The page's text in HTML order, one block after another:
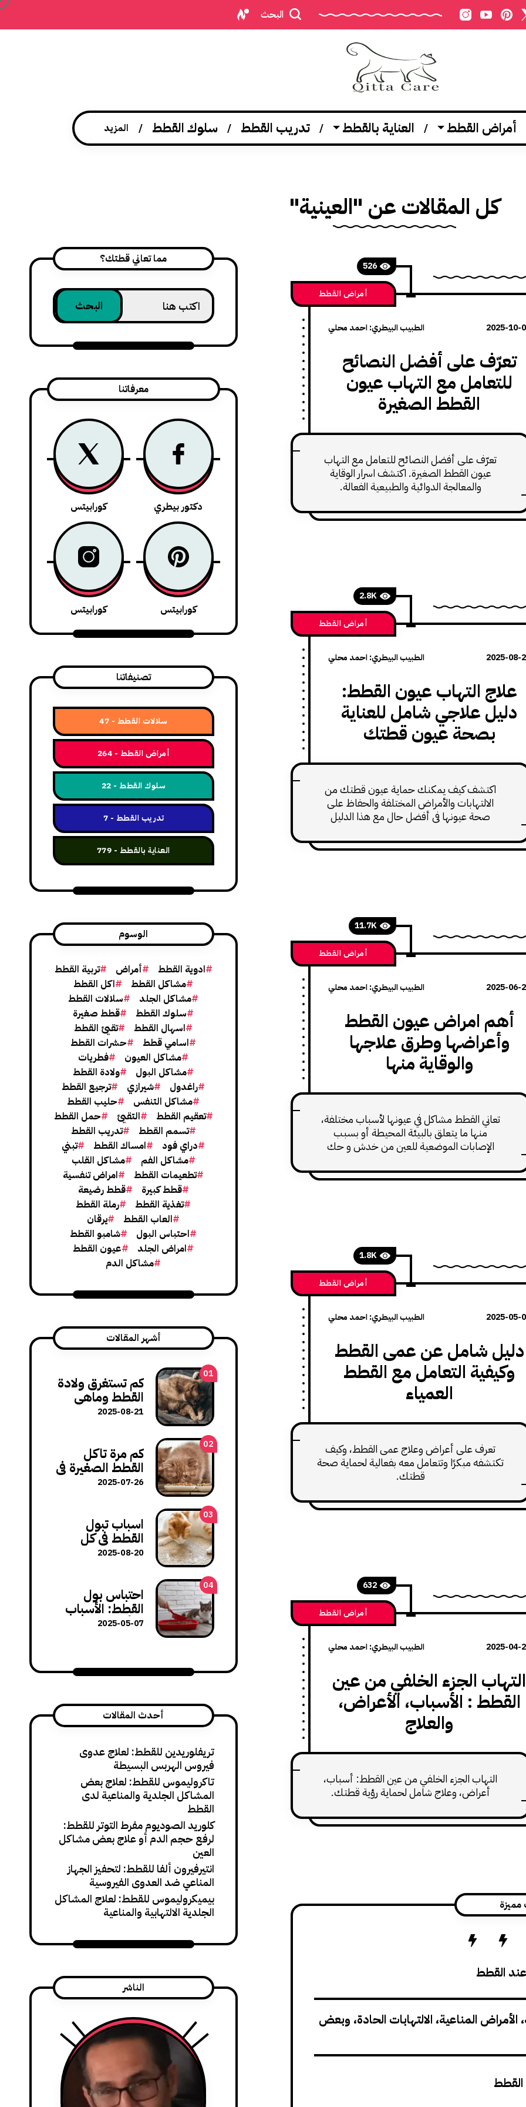
البحث
أمراض القطط العناية بالقطط تدريب القطط سلوك القطط المزيد
كل المقالات عن "العينية"
526
أمراض القطط
2025-10- الطبيب البيطري: احمد محلي
تعرّف على أفضل النصائح
للتعامل مع التهاب عيون
القطط الصغيرة
تعرّف على أفضل النصائح للتعامل مع التهاب
عيون القطط الصغيرة. اكتشف اسرار الوقاية
والمعالجة الدوائية والطبيعية الفعالة.
2.8K
أمراض القطط
2025-08- الطبيب البيطري: احمد محلي
علاج التهاب عيون القطط:
دليل علاجي شامل للعناية
بصحة عيون قطتك
اكتشف كيف يمكنك حماية عيون قطتك من
الالتهابات والأمراض المختلفة والحفاظ على
صحة عيونها في أفضل حال مع هذا الدليل
11.7K
أمراض القطط
2025-06- الطبيب البيطري: احمد محلي
أهم امراض عيون القطط
وأعراضها وطرق علاجها
والوقاية منها
تعاني القطط مشاكل في عيونها لأسباب مختلفة،
منها ما يتعلق بالبيئة المحيطة أو بسبب
الإصابات الموضعية للعين من خدش و حك
1.8K
أمراض القطط
2025-05- الطبيب البيطري: احمد محلي
دليل شامل عن عمى القطط
وكيفية التعامل مع القطط
العمياء
تعرف على أعراض وعلاج عمى القطط، وكيف
تكتشفه مبكرًا وتتعامل معه بفعالية لحماية صحة
قطتك.
632
أمراض القطط
2025-04- الطبيب البيطري: احمد محلي
التهاب الجزء الخلفي من عين
القطط : الأسباب، الأعراض،
والعلاج
التهاب الجزء الخلفي من عين القطط: أسباب،
أعراض، وعلاج شامل لحماية رؤية قطتك.
مميزة
القطط
المناعية، الالتهابات الحادة، وبعض
مما تعاني قطتك؟
معرفاتنا
دكتور بيطري كورابيتس
كورابيتس كورابيتس
تصنيفاتنا
سلالات القطط 47
أمراض القطط 264
سلوك القطط 22
تدريب القطط 7
العناية بالقطط 779
الوسوم
ادوية القطط أمراض
تربية القطط
مشاكل القطط
اكل القطط
مشاكل الجلد
سلالات القطط
سلوك القطط
قطط صغيرة
اسهال القطط
تقيئ القطط
اسامي قطط
حشرات القطط
مشاكل العيون
فطريات
مشاكل البول
ولادة القطط
راغدول
شيرازي
ترجيع القطط
مشاكل التنفس
حليب القطط
تعقيم القطط
التقيئ
حمل القطط
تسمم القطط
تدريب القطط
دراي فود
امساك القطط
تبني
مشاكل الفم
مشاكل القلب
تطعيمات القطط
امراض تنفسية
قطط كبيرة
قطط رضيعة
تغذية القطط
رملة القطط
العاب القطط
يرقان
احتباس البول
شامبو القطط
امراض الجلد
عيون القطط
مشاكل الدم
أشهر المقالات
01 كم تستغرق ولادة
القطط وماهي
مشاكل الولادة
2025-08-21
02 كم مرة تاكل
القطط الصغيرة في
اليوم: عدد
2025-07-26
03 اسباب تبول
القطط في كل
مكان في المنزل
2025-08-20
04 احتباس بول
القطط: الأسباب
والأعراض وطرق
2025-05-07
أحدث المقالات
تريفلوريدين للقطط: لعلاج عدوى
فيروس الهربس البسيطة
تاكروليموس للقطط: لعلاج بعض
المشاكل الجلدية والمناعية لدى
القطط
كلوريد الصوديوم مفرط التوتر للقطط:
لرفع حجم الدم أو علاج بعض مشاكل
العين
انتيرفيرون ألفا للقطط: لتحفيز الجهاز
المناعي ضد العدوى الفيروسية
بيميكروليموس للقطط: لعلاج المشاكل
الجلدية الالتهابية والمناعية
الناشر